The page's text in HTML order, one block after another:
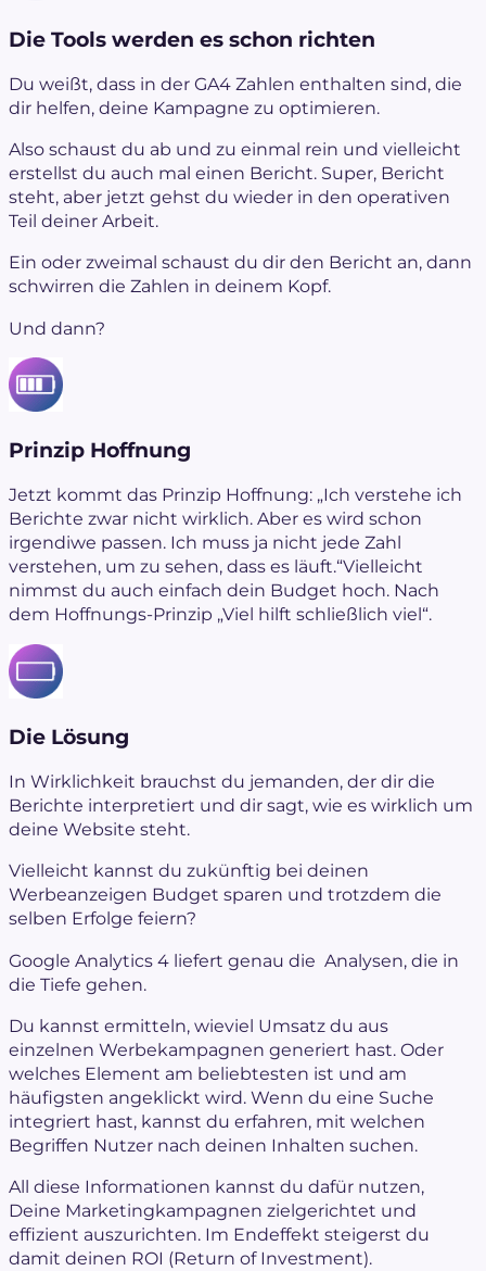
Die Tools werden es schon richten
Du weißt, dass in der GA4 Zahlen enthalten sind, die
dir helfen, deine Kampagne zu optimieren.
Also schaust du ab und zu einmal rein und vielleicht
erstellst du auch mal einen Bericht. Super, Bericht
steht, aber jetzt gehst du wieder in den operativen
Teil deiner Arbeit.
Ein oder zweimal schaust du dir den Bericht an, dann
schwirren die Zahlen in deinem Kopf.
Und dann?
Prinzip Hoffnung
Jetzt kommt das Prinzip Hoffnung: „Ich verstehe ich
Berichte zwar nicht wirklich. Aber es wird schon
irgendiwe passen. Ich muss ja nicht jede Zahl
verstehen, um zu sehen, dass es läuft.“Vielleicht
nimmst du auch einfach dein Budget hoch. Nach
dem Hoffnungs-Prinzip „Viel hilft schließlich viel“.
Die Lösung
In Wirklichkeit brauchst du jemanden, der dir die
Berichte interpretiert und dir sagt, wie es wirklich um
deine Website steht.
Vielleicht kannst du zukünftig bei deinen
Werbeanzeigen Budget sparen und trotzdem die
selben Erfolge feiern?
Google Analytics 4 liefert genau die Analysen, die in
die Tiefe gehen.
Du kannst ermitteln, wieviel Umsatz du aus
einzelnen Werbekampagnen generiert hast. Oder
welches Element am beliebtesten ist und am
häufigsten angeklickt wird. Wenn du eine Suche
integriert hast, kannst du erfahren, mit welchen
Begriffen Nutzer nach deinen Inhalten suchen.
All diese Informationen kannst du dafür nutzen,
Deine Marketingkampagnen zielgerichtet und
effizient auszurichten. Im Endeffekt steigerst du
damit deinen ROI (Return of Investment).